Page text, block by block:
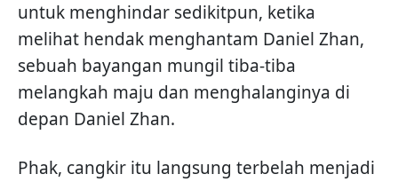
untuk menghindar sedikitpun, ketika
melihat hendak menghantam Daniel Zhan,
sebuah bayangan mungil tiba-tiba
melangkah maju dan menghalanginya di
depan Daniel Zhan.
Phak, cangkir itu langsung terbelah menjadi